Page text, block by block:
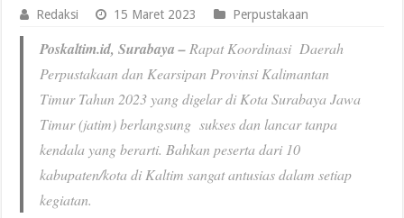
Redaksi 15 Maret 2023 Perpustakaan
Poskaltim.id, Surabaya –Rapat Koordinasi Daerah
Perpustakaan dan Kearsipan Provinsi Kalimantan
Timur Tahun 2023 yang digelar di Kota Surabaya Jawa
Timur (jatim) berlangsung sukses dan lancar tanpa
kendala yang berarti. Bahkan peserta dari 10
kabupaten/kota di Kaltim sangat antusias dalam setiap
kegiatan.